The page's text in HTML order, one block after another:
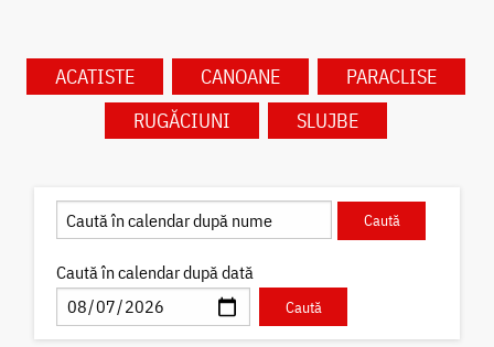
ACATISTE CANOANE
PARACLISE
RUGĂCIUNI
SLUJBE
Caută în calendar după dată